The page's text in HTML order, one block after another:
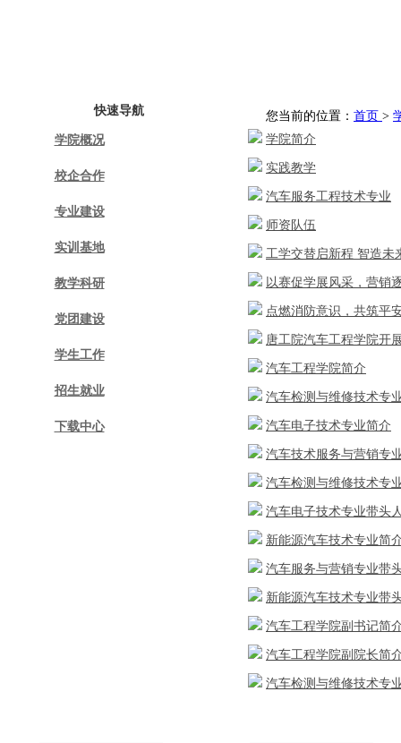
快速导航
学院概况
校企合作
专业建设
实训基地
教学科研
党团建设
学生工作
招生就业
下载中心
您当前的位置： 首页 >
学院简介
实践教学
汽车服务工程技术专业
师资队伍
工学交替启新程 智造
以赛促学展风采，营销
点燃消防意识，共筑
唐工院汽车工程学院开
汽车工程学院简介
汽车检测与维修技术专
汽车电子技术专业简介
汽车技术服务与营销专
汽车检测与维修技术专
汽车电子技术专业带头
新能源汽车技术专业简
汽车服务与营销专业带
新能源汽车技术专业带
汽车工程学院副书记简
汽车工程学院副院长简
汽车检测与维修技术专